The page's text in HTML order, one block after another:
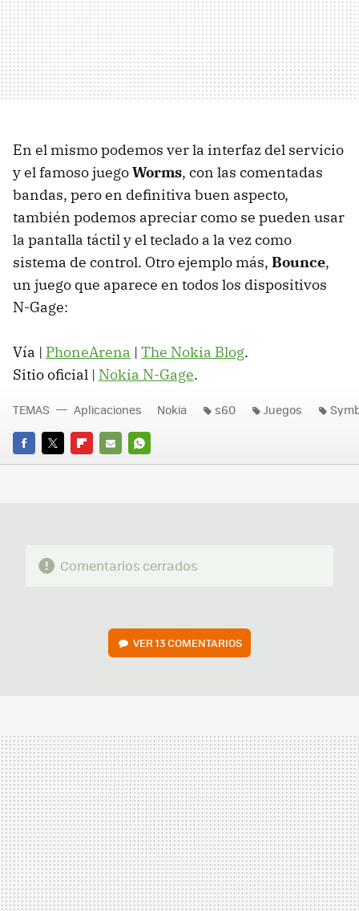
En el mismo podemos ver la interfaz del servicio
y el famoso juegoWorms, con las comentadas
bandas, pero en definitiva buen aspecto,
también podemos apreciar como se pueden usar
la pantalla táctil y el teclado a la vez como
sistema de control. Otro ejemplo más, Bounce,
un juego que aparece en todos los dispositivos
N-Gage:
Vía | PhoneArena | The Nokia Blog.
Sitio oficial | Nokia N-Gage.
FACEBOOK
TWITTERFLIPBOARD
E-
WHATSAPP
TEMAS Aplicaciones Nokia s60 Juegos
Comentarios cerrados
VER13 COMENTARIOS